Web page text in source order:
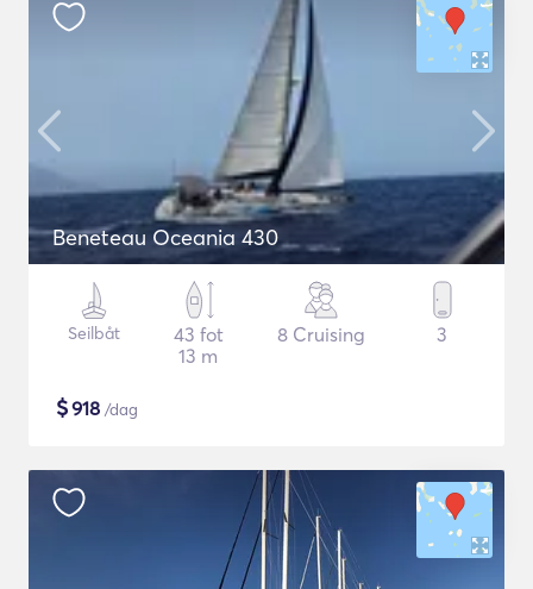
Beneteau Oceania 430
Seilbåt
43 fot
13 m
8 Cruising 3
$918 /dag